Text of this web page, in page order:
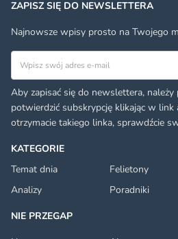
KATEGORIE
Temat dnia
Felietony
Analizy
Poradniki
NIE PRZEGAP
ZAPISZ SIĘ DO NEWSLETTERA
Najnowsze wpisy prosto na Twojego
Aby zapisać się do newslettera,
potwierdzić subskrypcję klikając w link
otrzymacie takiego linka, sprawdźcie